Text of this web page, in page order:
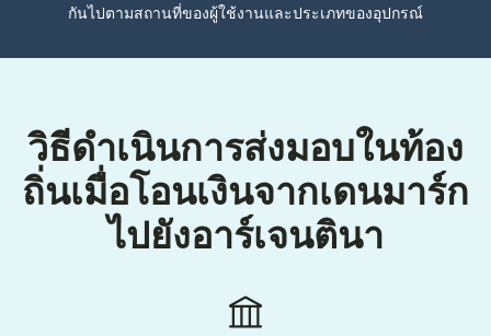
กันไปตามสถานที่ของผู้ใช้งานและประเภทของอุปกรณ์
วิธีดำเนินการส่งมอบในท้อง
ถิ่นเมื่อโอนเงินจากเดนมาร์ก
ไปยังอาร์เจนตินา